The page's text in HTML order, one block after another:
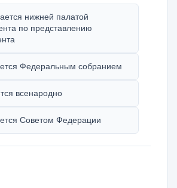
нижней палатой
по представлению
Федеральным собранием
всенародно
Советом Федерации